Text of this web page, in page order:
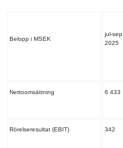
Belopp i MSEK
jul-sep
2025
Nettoomsättning 6 433
Rörelseresultat (EBIT) 342